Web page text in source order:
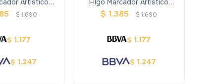
- Super Pastel
$1.690
$ 1.177
$ 1.247
Estuche 48 - Tonos Medios
$ 1.385 $1.690
$ 1.177
$ 1.247